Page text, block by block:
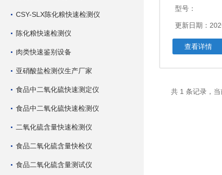
CSY-SLX陈化粮快速检测仪
陈化粮快速检测仪
肉类快速鉴别设备
亚硝酸盐检测仪生产厂家
食品中二氧化硫快速测定仪
食品中二氧化硫快速检测仪
二氧化硫含量快速检测仪
食品二氧化硫含量快检仪
食品二氧化硫含量测试仪
型号：
更新日期：
查看详情
共 1 条记录，